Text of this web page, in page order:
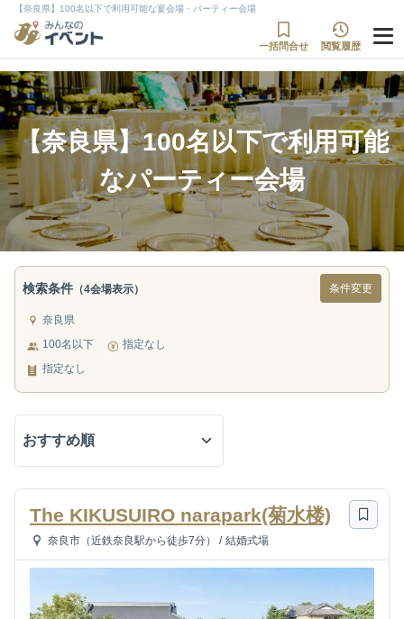
【奈良県】100名以下で利用可能な宴会場・パーティー会場
一括問合せ 閲覧履歴
【奈良県】100名以下で利用可能
なパーティー会場
検索条件 （4会場表示） 条件変更
奈良県
100名以下
指定なし
指定なし
The KIKUSUIRO narapark(菊水楼)
奈良市（近鉄奈良駅から徒歩7分） / 結婚式場